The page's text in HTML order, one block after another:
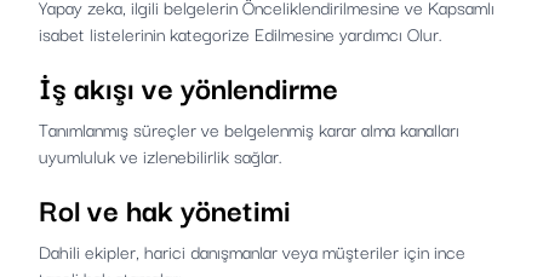
Yapay zeka, ilgili belgelerin Önceliklendirilmesine ve Kapsamlı
isabet listelerinin kategorize Edilmesine yardımcı Olur.
İş akışı ve yönlendirme
Tanımlanmış süreçler ve belgelenmiş karar alma kanalları
uyumluluk ve izlenebilirlik sağlar.
Rol ve hak yönetimi
Dahili ekipler, harici danışmanlar veya müşteriler için ince